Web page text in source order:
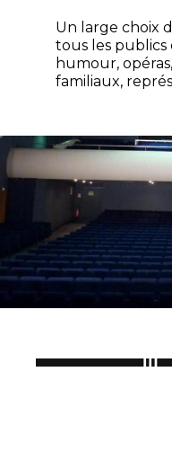
Un large choix
tous les publics
humour,
familiaux,